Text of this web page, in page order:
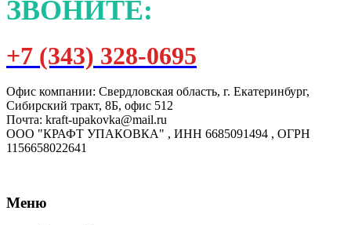
ЗВОНИТЕ:
+7 (343) 328-0695
Офис компании: Свердловская область, г. Екатеринбург,
Сибирский тракт, 8Б, офис 512
Почта: kraft-upakovka@mail.ru
ООО "КРАФТ УПАКОВКА" , ИНН 6685091494 , ОГРН
1156658022641
Меню